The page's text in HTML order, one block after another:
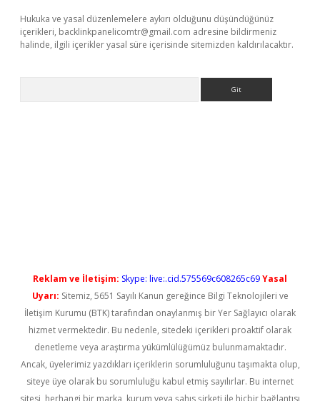
Hukuka ve yasal düzenlemelere aykırı olduğunu düşündüğünüz
içerikleri, backlinkpanelicomtr@gmail.com adresine bildirmeniz
halinde, ilgili içerikler yasal süre içerisinde sitemizden kaldırılacaktır.
Reklam ve İletişim: Skype: live:.cid.575569c608265c69Yasal
Uyarı: Sitemiz, 5651 Sayılı Kanun gereğince Bilgi Teknolojileri ve
İletişim Kurumu (BTK) tarafından onaylanmış bir Yer Sağlayıcı olarak
hizmet vermektedir. Bu nedenle, sitedeki içerikleri proaktif olarak
denetleme veya araştırma yükümlülüğümüz bulunmamaktadır.
Ancak, üyelerimiz yazdıkları içeriklerin sorumluluğunu taşımakta olup,
siteye üye olarak bu sorumluluğu kabul etmiş sayılırlar. Bu internet
sitesi, herhangi bir marka, kurum veya şahıs şirketi ile hiçbir bağlantısı